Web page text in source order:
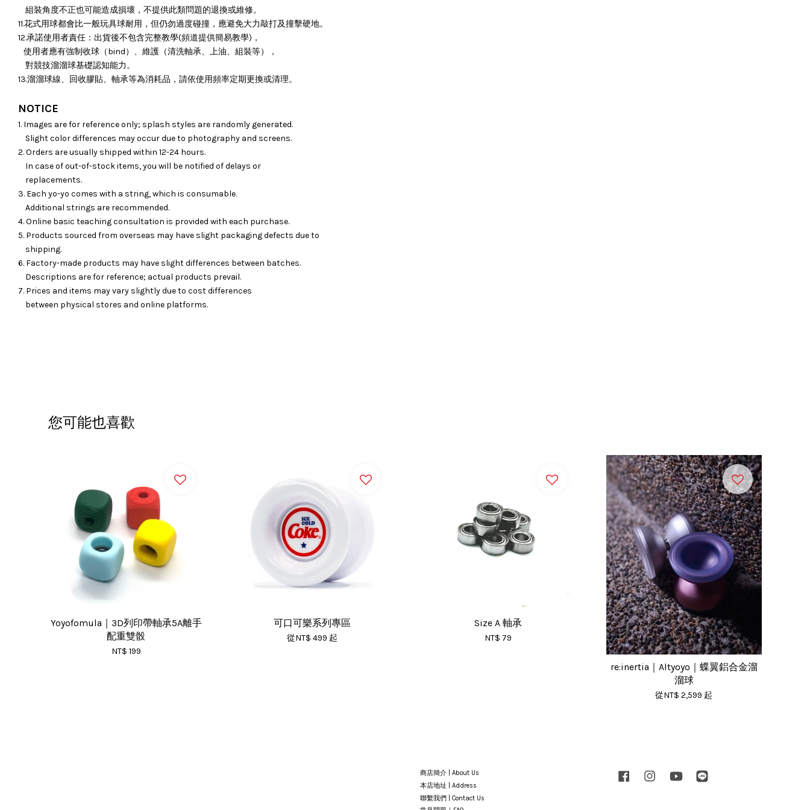
組裝角度不正也可能造成損壞， 不提供此類問題的退換或維修。
11.花式用球都會比一般玩具球耐用，但仍勿過度碰撞，應避免大力敲打及撞擊硬地。
12.承諾使用者責任：出貨後不包含完整教學(頻道提供簡易教學)，
使用者應有強制收球（bind）、維護（清洗軸承、上油、組裝等），
對競技溜溜球基礎認知能力。
13.溜溜球線、回收膠貼、軸承等為消耗品，請依使用頻率定期更換或清理。
NOTICE
1. Images are for reference only; splash styles are randomly generated.
Slight color differences may occur due to photography and screens.
2. Orders are usually shipped within 12-24 hours.
In case of out-of-stock items, you will be notified of delays or
replacements.
3. Each yo-yo comes with a string, which is consumable.
Additional strings are recommended.
4. Online basic teaching consultation is provided with each purchase.
5. Products sourced from overseas may have slight packaging defects due to
shipping.
6. Factory-made products may have slight differences between batches.
Descriptions are for reference; actual products prevail.
7. Prices and items may vary slightly due to cost differences
between physical stores and online platforms.
您可能也喜歡
Yoyofomula｜3D列印帶軸承5A離手
配重雙骰
NT$ 199
可口可樂系列專區
從NT$ 499 起
Size A 軸承
NT$ 79
re:inertia｜Altyoyo｜蝶翼鋁合金溜
溜球
從NT$ 2,599 起
商店簡介 | About Us
本店地址 | Address
聯繫我們 | Contact Us
Facebook InstagramYouTube